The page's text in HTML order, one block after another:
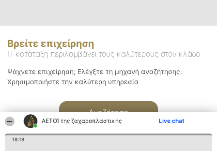
ΑΕΤΟΊ της ζαχαροπλαστικής Live chat
18:18
Βρείτε επιχείρηση
Η κατάταξη περιλαμβάνει τους καλύτερους στον κλάδο
Ψάχνετε επιχείρηση; Ελέγξτε τη μηχανή αναζήτησης.
Χρησιμοποιήστε την καλύτερη υπηρεσία
Αναζήτηση